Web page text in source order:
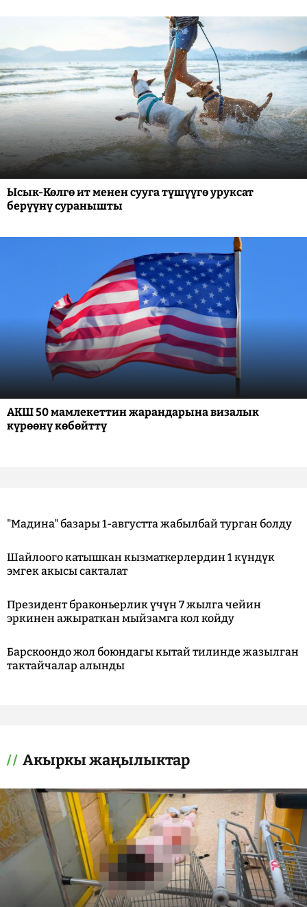
Ысык-Көлгө ит менен сууга түшүүгө уруксат
берүүнү суранышты
АКШ 50 мамлекеттин жарандарына визалык
күрөөнү көбөйттү
"Мадина" базары 1-августта жабылбай турган болду
Шайлоого катышкан кызматкерлердин 1 күндүк
эмгек акысы сакталат
Президент браконьерлик үчүн 7 жылга чейин
эркинен ажыраткан мыйзамга кол койду
Барскоондо жол боюндагы кытай тилинде жазылган
тактайчалар алынды
Акыркы жаңылыктар